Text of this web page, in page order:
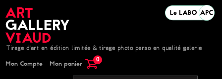
Tirage d'art en édition limitée & tirage photo perso en qualité galerie
Mon Compte Mon panier 0